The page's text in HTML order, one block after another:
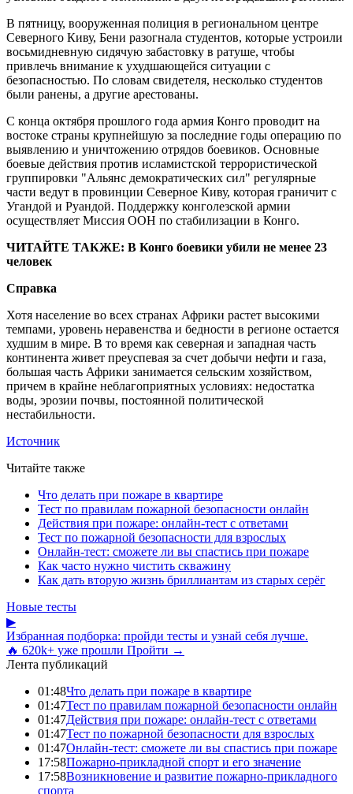
В пятницу, вооруженная полиция в региональном центре
Северного Киву, Бени разогнала студентов, которые устроили
восьмидневную сидячую забастовку в ратуше, чтобы
привлечь внимание к ухудшающейся ситуации с
безопасностью. По словам свидетеля, несколько студентов
были ранены, а другие арестованы.
С конца октября прошлого года армия Конго проводит на
востоке страны крупнейшую за последние годы операцию по
выявлению и уничтожению отрядов боевиков. Основные
боевые действия против исламистской террористической
группировки "Альянс демократических сил" регулярные
части ведут в провинции Северное Киву, которая граничит с
Угандой и Руандой. Поддержку конголезской армии
осуществляет Миссия ООН по стабилизации в Конго.
ЧИТАЙТЕ ТАКЖЕ: В Конго боевики убили не менее 23
человек
Справка
Хотя население во всех странах Африки растет высокими
темпами, уровень неравенства и бедности в регионе остается
худшим в мире. В то время как северная и западная часть
континента живет преуспевая за счет добычи нефти и газа,
большая часть Африки занимается сельским хозяйством,
причем в крайне неблагоприятных условиях: недостатка
воды, эрозии почвы, постоянной политической
нестабильности.
Источник
Читайте также
Что делать при пожаре в квартире
Тест по правилам пожарной безопасности онлайн
Действия при пожаре: онлайн-тест с ответами
Тест по пожарной безопасности для взрослых
Онлайн-тест: сможете ли вы спастись при пожаре
Как часто нужно чистить скважину
Как дать вторую жизнь бриллиантам из старых серёг
Новые тесты
▶
Избранная подборка: пройди тесты и узнай себя лучше.
🔥 620k+ уже прошли Пройти →
Лента публикаций
01:48Что делать при пожаре в квартире
01:47Тест по правилам пожарной безопасности онлайн
01:47Действия при пожаре: онлайн-тест с ответами
01:47Тест по пожарной безопасности для взрослых
01:47Онлайн-тест: сможете ли вы спастись при пожаре
17:58Пожарно-прикладной спорт и его значение
17:58Возникновение и развитие пожарно-прикладного
спорта